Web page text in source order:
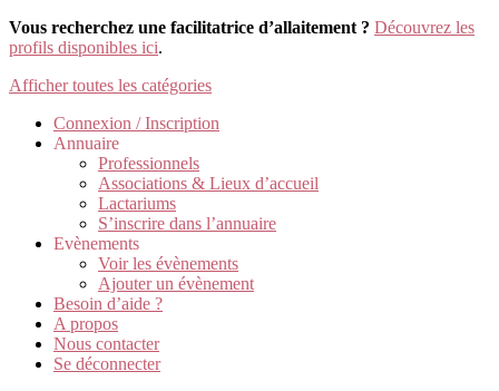
Vous recherchez une facilitatrice d’allaitement ? Découvrez les
profils disponibles ici.
Afficher toutes les catégories
Connexion / Inscription
Annuaire
Professionnels
Associations & Lieux d’accueil
Lactariums
S’inscrire dans l’annuaire
Evènements
Voir les évènements
Ajouter un évènement
Besoin d’aide ?
A propos
Nous contacter
Se déconnecter